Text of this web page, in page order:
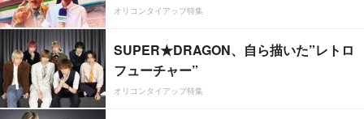
オリコンタイアップ特集
SUPER★DRAGON、自ら描いた”レトロ
フューチャー”
オリコンタイアップ特集